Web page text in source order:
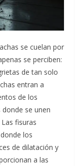
se cuelan por
se perciben:
de tan solo
entran a
de los
se unen
fisuras
los
de dilatación y
a las